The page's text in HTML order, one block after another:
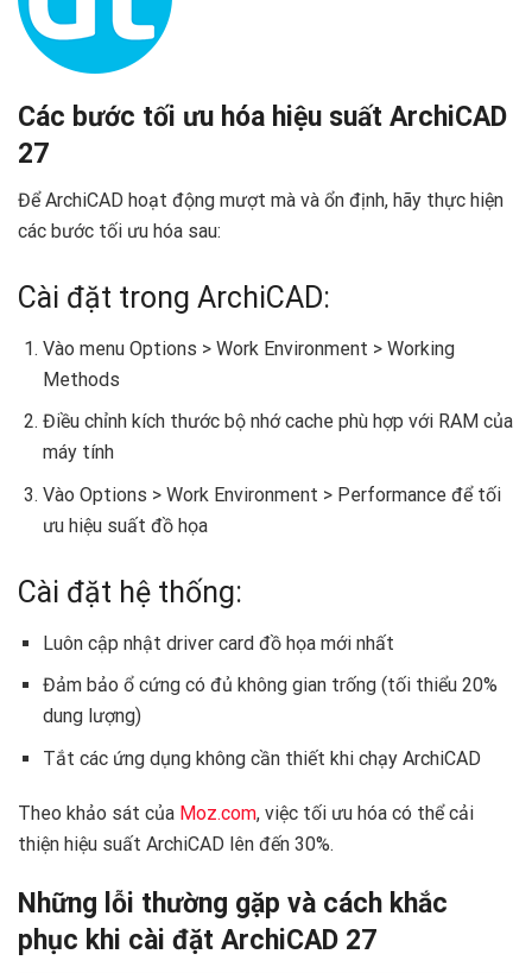
Các bước tối ưu hóa hiệu suất ArchiCAD
27
Để ArchiCAD hoạt động mượt mà và ổn định, hãy thực hiện
các bước tối ưu hóa sau:
Cài đặt trong ArchiCAD:
Vào menu Options > Work Environment > Working
Methods
Điều chỉnh kích thước bộ nhớ cache phù hợp với RAM của
máy tính
Vào Options > Work Environment > Performance để tối
ưu hiệu suất đồ họa
Cài đặt hệ thống:
Luôn cập nhật driver card đồ họa mới nhất
Đảm bảo ổ cứng có đủ không gian trống (tối thiểu 20%
dung lượng)
Tắt các ứng dụng không cần thiết khi chạy ArchiCAD
Theo khảo sát của Moz.com, việc tối ưu hóa có thể cải
thiện hiệu suất ArchiCAD lên đến 30%.
Những lỗi thường gặp và cách khắc
phục khi cài đặt ArchiCAD 27 ️